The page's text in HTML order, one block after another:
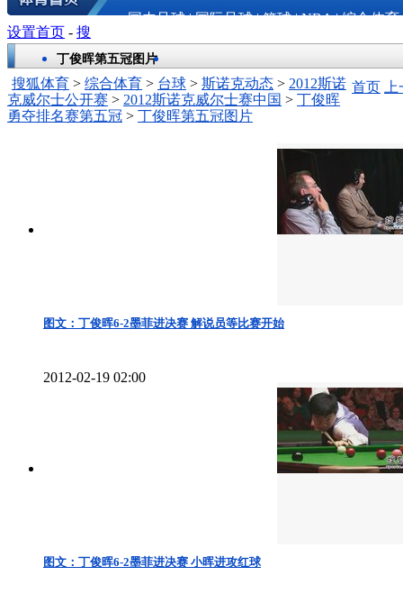
国内足球|国际足球|篮球|NBA|综合体育
丁俊晖第五冠图片
搜狐体育 > 综合体育 > 台球 > 斯诺克动态 > 2012斯诺
克威尔士公开赛 > 2012斯诺克威尔士赛中国 > 丁俊晖
勇夺排名赛第五冠 > 丁俊晖第五冠图片
图文：丁俊晖6-2墨菲进决赛 解说员等比赛开始
2012-02-19 02:00
图文：丁俊晖6-2墨菲进决赛 小晖进攻红球
首页
设置首页 - 搜